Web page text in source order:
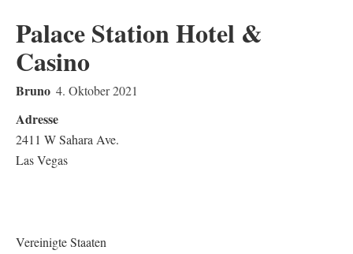
Palace Station Hotel &
Casino
Bruno 4. Oktober 2021
Adresse
2411 W Sahara Ave.
Las Vegas
Vereinigte Staaten